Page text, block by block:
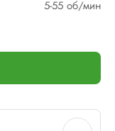
5-55 об/мин